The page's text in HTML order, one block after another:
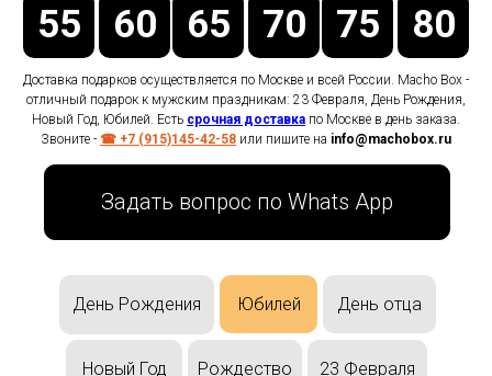
Доставка подарков осуществляется по Москве и всей России. Macho Box -
отличный подарок к мужским праздникам: 23 Февраля, День Рождения,
Новый Год, Юбилей. Есть срочная доставка по Москве в день заказа.
Звоните - ☎ +7 (915)145-42-58 или пишите на info@machobox.ru
Задать вопрос по Whats App
55
60
75
65 70 80
День Рождения
23 Февраля
Юбилей День отца
Новый Год Рождество